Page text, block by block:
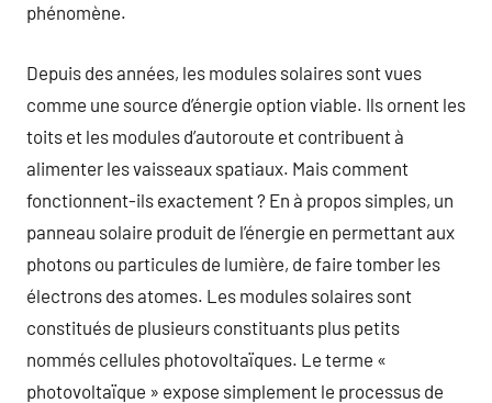
phénomène.
Depuis des années, les modules solaires sont vues
comme une source d’énergie option viable. Ils ornent les
toits et les modules d’autoroute et contribuent à
alimenter les vaisseaux spatiaux. Mais comment
fonctionnent-ils exactement ? En à propos simples, un
panneau solaire produit de l’énergie en permettant aux
photons ou particules de lumière, de faire tomber les
électrons des atomes. Les modules solaires sont
constitués de plusieurs constituants plus petits
nommés cellules photovoltaïques. Le terme «
photovoltaïque » expose simplement le processus de